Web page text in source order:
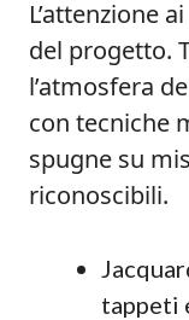
L’attenzione
del progetto.
l’atmosfera
con tecniche
spugne su
riconoscibili.
tappeti